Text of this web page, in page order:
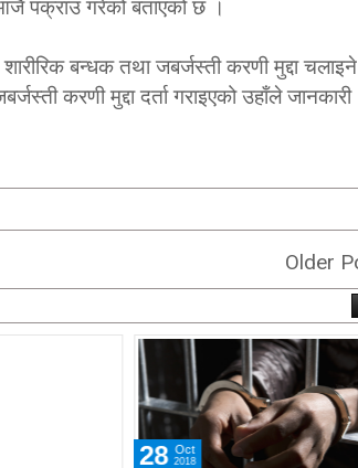
पक्राउ गरेको बताएको छ ।
बन्धक तथा जबर्जस्ती करणी मुद्दा चलाइने
करणी मुद्दा दर्ता गराइएको उहाँले जानकारी
आतंकवादको बर्बर नमूनाः ट्रकले किचेर ८४ को